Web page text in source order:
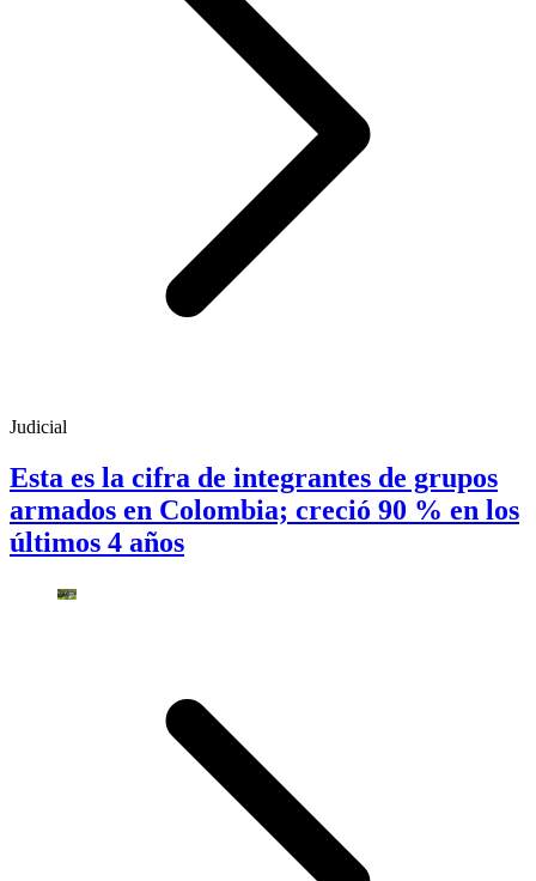
Judicial
Esta es la cifra de integrantes de grupos
armados en Colombia; creció 90 % en los
últimos 4 años